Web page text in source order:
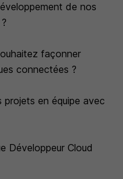
de nos
façonner
connectées ?
projets en équipe avec
Développeur Cloud